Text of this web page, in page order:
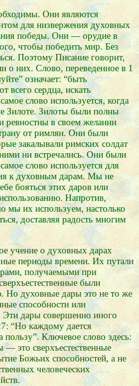
Они являются
для низвержения духовных
победы. Они — орудие в
чтобы победить мир. Без
Поэтому Писание говорит,
о них. Слово, переведенное в 1
означает: “быть
всего сердца, искать
слово используется, когда
Зилоте. Зилоты были полны
ревностны в своем желании
от римлян. Они были
закалывали римских солдат
ни встречались. Они были
слово используется для
к духовным дарам. Мы не
бояться этих даров или
Напротив,
мы их используем, настолько
доставляя радость многим
учение о духовных дарах
периоды времени. Их путали
получаемыми при
были
Но духовные дары это не то же
способности или
Эти дары совершенно иного
“Но каждому дается
пользу”. Ключевое слово здесь:
— это сверхъестественные
Божьих способностей, а не
человеческих